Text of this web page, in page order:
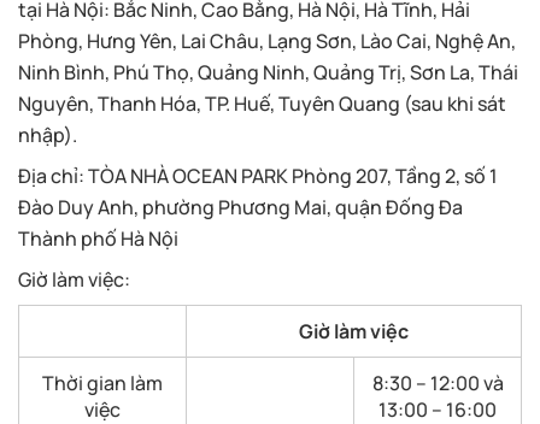
tại Hà Nội: Bắc Ninh, Cao Bằng, Hà Nội, Hà Tĩnh, Hải
Phòng, Hưng Yên, Lai Châu, Lạng Sơn, Lào Cai, Nghệ An,
Ninh Bình, Phú Thọ, Quảng Ninh, Quảng Trị, Sơn La, Thái
Nguyên, Thanh Hóa, TP. Huế, Tuyên Quang (sau khi sát
nhập).
Địa chỉ: TÒA NHÀ OCEAN PARK Phòng 207, Tầng 2, số 1
Đào Duy Anh, phường Phương Mai, quận Đống Đa
Thành phố Hà Nội
Giờ làm việc:
Giờ làm việc
Thời gian làm
việc
8:30 – 12:00 và
13:00 – 16:00